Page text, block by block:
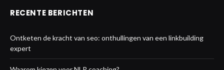
RECENTE BERICHTEN
Ontketen de kracht van seo: onthullingen van een linkbuilding
expert